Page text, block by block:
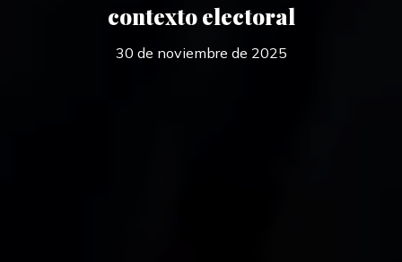
contexto electoral
30 de noviembre de 2025